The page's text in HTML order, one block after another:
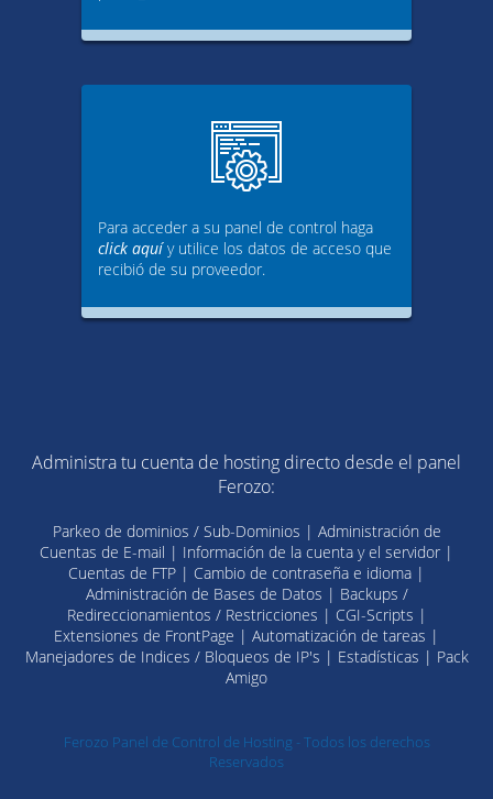
Para acceder a su panel de control haga
click aquíy utilice los datos de acceso que
recibió de su proveedor.
Administra tu cuenta de hosting directo desde el panel
Ferozo:
Parkeo de dominios / Sub-Dominios | Administración de
Cuentas de E-mail | Información de la cuenta y el servidor |
Cuentas de FTP | Cambio de contraseña e idioma |
Administración de Bases de Datos | Backups /
Redireccionamientos / Restricciones | CGI-Scripts |
Extensiones de FrontPage | Automatización de tareas |
Manejadores de Indices / Bloqueos de IP's | Estadísticas | Pack
Amigo
Ferozo Panel de Control de Hosting - Todos los derechos
Reservados